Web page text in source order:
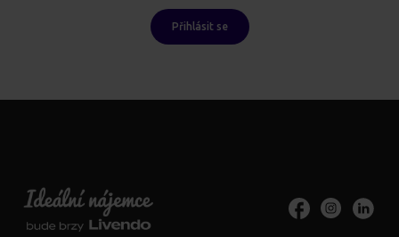
Přihlásit se